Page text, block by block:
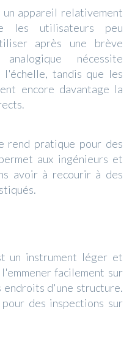
appareil relativement
les utilisateurs peu
après une brève
nécessite
tandis que les
encore davantage la
rend pratique pour des
aux ingénieurs et
avoir à recourir à des
un instrument léger et
facilement sur
endroits d'une structure.
des inspections sur